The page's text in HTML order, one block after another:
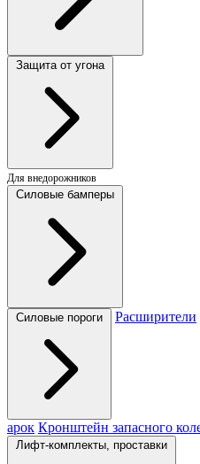
Защита от угона
Для внедорожников
Силовые бамперы
Силовые пороги Расширители
арок Кронштейн запасного
Лифт-комплекты, проставки